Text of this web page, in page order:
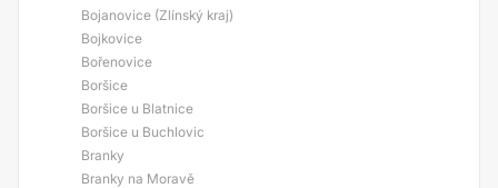
Bojanovice (Zlínský kraj)
Bojkovice
Bořenovice
Boršice
Boršice u Blatnice
Boršice u Buchlovic
Branky
Branky na Moravě